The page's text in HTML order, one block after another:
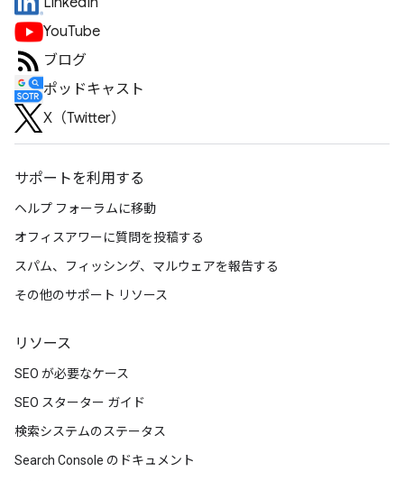
YouTube
ブログ
ポッドキャスト
X（Twitter）
サポートを利用する
ヘルプ フォーラムに移動
オフィスアワーに質問を投稿する
スパム、フィッシング、マルウェアを報告する
その他のサポート リソース
リソース
SEO が必要なケース
SEO スターター ガイド
検索システムのステータス
Search Console のドキュメント